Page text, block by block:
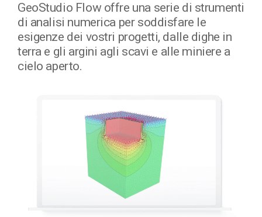
GeoStudio Flow offre una serie di strumenti
di analisi numerica per soddisfare le
esigenze dei vostri progetti, dalle dighe in
terra e gli argini agli scavi e alle miniere a
cielo aperto.